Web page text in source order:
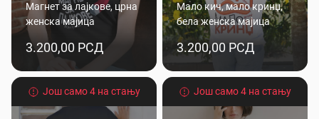
Магнет за лајкове, црна
женска мајица
3.200,00 РСД
Мало кич, мало кринџ,
бела женска мајица
3.200,00 РСД
Још само 4 на стању Још само 4 на стању